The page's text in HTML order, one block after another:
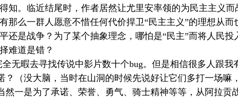
知。临近结尾时，作者居然让尤里安率领的为民主主义
那么一群人愿意不惜任何代价捍卫“民主主义”的理想
还是战争？为了某个抽象理念，哪怕是“民主”而将人民
难道是错？
全无暇去寻找传说中影片数十个bug。但是相信很多人跟我
？（没大脑，当时在山洞的时候先说好让它们多打一场
一是为了承诺、荣誉、勇气、骑士精神等等，从阿拉贡